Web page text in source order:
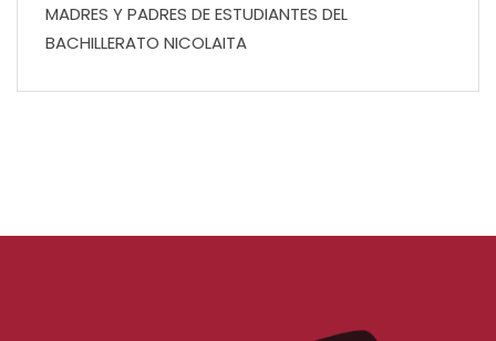
MADRES Y PADRES DE ESTUDIANTES DEL
BACHILLERATO NICOLAITA